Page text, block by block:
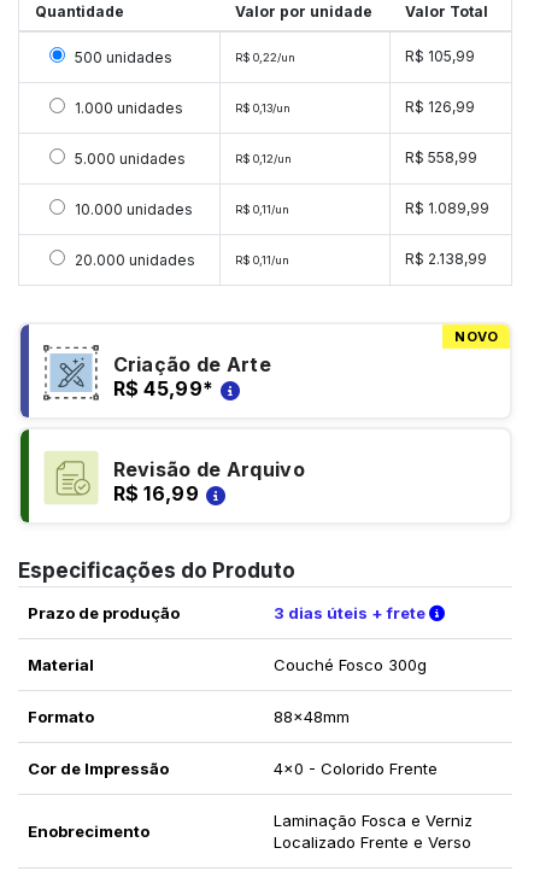
Quantidade Valor por unidade Valor Total
Selecionar 500 unidades
500 unidades R$ 0,22/un R$ 105,99
Selecionar 1000 unidades
1.000 unidades R$ 0,13/un R$ 126,99
Selecionar 5000 unidades
5.000 unidades R$ 0,12/un R$ 558,99
Selecionar 10000 unidades
10.000 unidades R$ 0,11/un R$ 1.089,99
Selecionar 20000 unidades
20.000 unidades R$ 0,11/un R$ 2.138,99
NOVO
Criação de Arte
R$ 45,99*
Revisão de Arquivo
R$ 16,99
Especificações do Produto
Prazo de produção 3 dias úteis + frete Verifique
Material Couché Fosco 300g
Formato 88x48mm
Cor de Impressão 4x0 - Colorido Frente
Enobrecimento
Laminação Fosca e Verniz
Localizado Frente e Verso